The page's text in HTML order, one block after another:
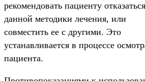
рекомендовать пациенту
данной методики лечения, или
совместить ее с другими. Это
устанавливается в процессе
пациента.